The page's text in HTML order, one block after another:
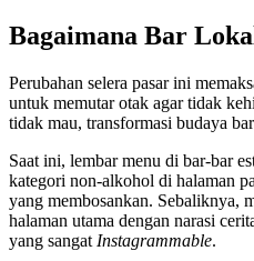
Bagaimana Bar
Perubahan selera pasar ini
untuk memutar otak agar tidak
tidak mau, transformasi budaya
Saat ini, lembar menu di bar-bar
kategori non-alkohol di halaman
yang membosankan. Sebaliknya,
halaman utama dengan narasi
yang sangat Instagrammable.